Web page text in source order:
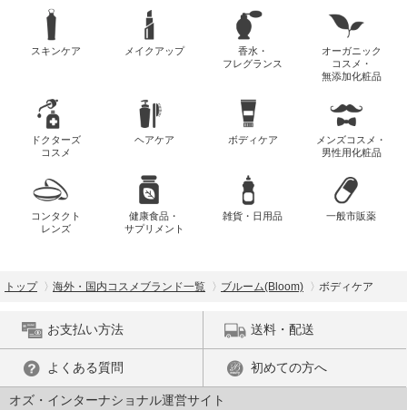
スキンケア メイクアップ
香水・
フレグランス
オーガニック
コスメ・
無添加化粧品
ドクターズ
コスメ
ヘアケア ボディケア
メンズコスメ・
男性用化粧品
コンタクト
レンズ
健康食品・
サプリメント
雑貨・日用品 一般市販薬
トップ 海外・国内コスメブランド一覧 ブルーム(Bloom) ボディケア
お支払い方法 送料・配送
よくある質問 初めての方へ
オズ・インターナショナル運営サイト